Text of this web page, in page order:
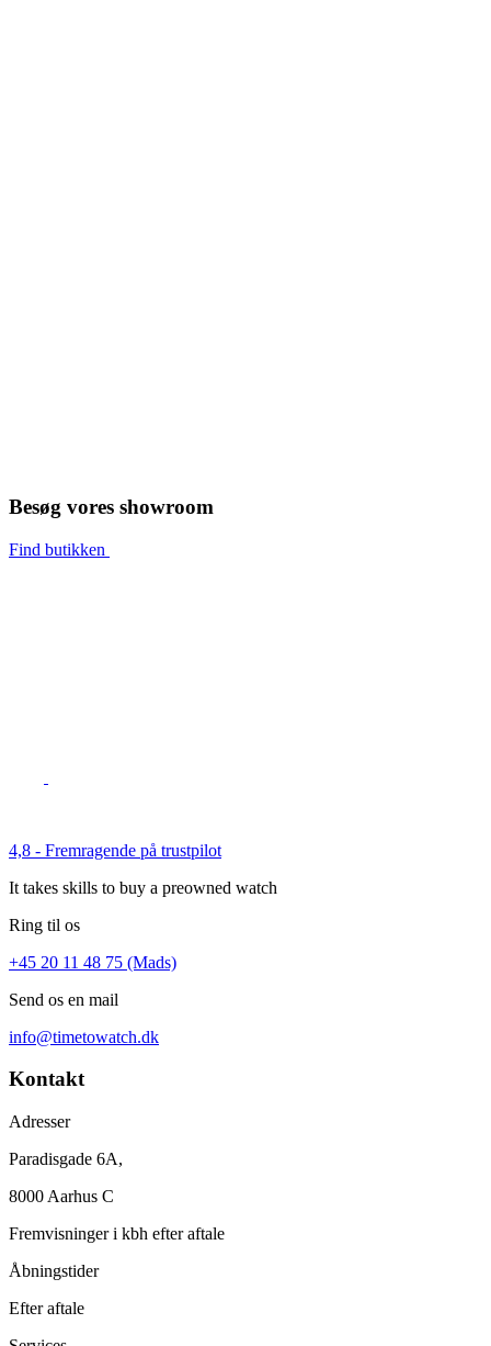
Besøg vores showroom
Find butikken
4,8 - Fremragende på trustpilot
It takes skills to buy a preowned watch
Ring til os
+45 20 11 48 75 (Mads)
Send os en mail
info@timetowatch.dk
Kontakt
Adresser
Paradisgade 6A,
8000 Aarhus C
Fremvisninger i kbh efter aftale
Åbningstider
Efter aftale